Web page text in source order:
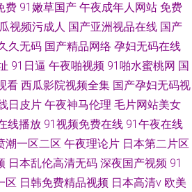
费 91嫩草国产 午夜成年人网站 免费
视频污成人 国产亚洲视品在线 国产
久无码 国产精品网络 孕妇无码在线
91日逼 午夜啪视频 91啪水蜜桃网 国
看 西瓜影院视频全集 国产孕妇无码视
日皮片 午夜神马伦理 毛片网站美女
线播放 91视频免费在线 91午夜在线
潮一区二区 午夜理论片 日本第二片区
日本乱伦高清无码 深夜国产视频 91
区 日韩免费精品视频 日本高清v 欧美